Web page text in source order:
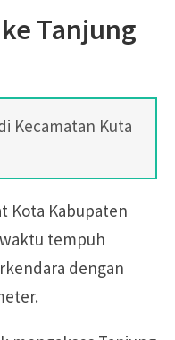
Tanjung
Kecamatan Kuta
Kota Kabupaten
tempuh
dengan